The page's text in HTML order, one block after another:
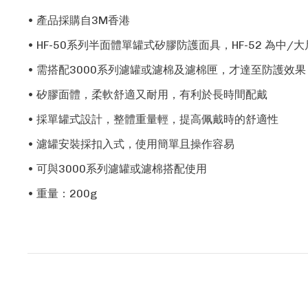
• 產品採購自3M香港
• HF-50系列半面體單罐式矽膠防護面具，HF-52 為中/大
• 需搭配3000系列濾罐或濾棉及濾棉匣，才達至防護效果
• 矽膠面體，柔軟舒適又耐用，有利於長時間配戴
• 採單罐式設計，整體重量輕，提高佩戴時的舒適性
• 濾罐安裝採扣入式，使用簡單且操作容易
• 可與3000系列濾罐或濾棉搭配使用
• 重量：200g